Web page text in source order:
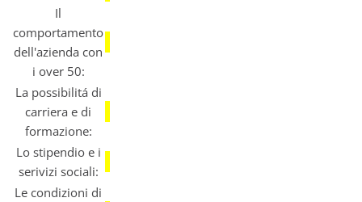
Il
comportamento
dell'azienda con
i over 50:
La possibilitá di
carriera e di
formazione:
Lo stipendio e i
serivizi sociali:
Le condizioni di